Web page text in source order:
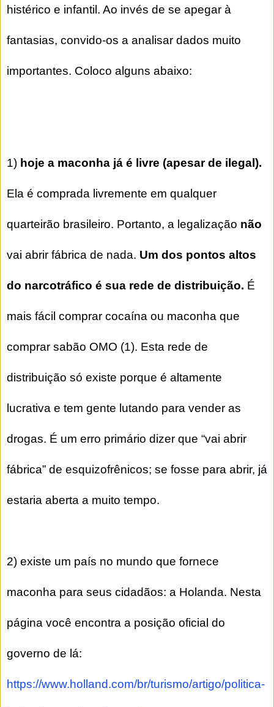
histérico e infantil. Ao invés de se apegar à
fantasias, convido-os a analisar dados muito
importantes. Coloco alguns abaixo:
1) hoje a maconha já é livre (apesar de ilegal).
Ela é comprada livremente em qualquer
quarteirão brasileiro. Portanto, a legalização não
vai abrir fábrica de nada. Um dos pontos altos
do narcotráfico é sua rede de distribuição. É
mais fácil comprar cocaína ou maconha que
comprar sabão OMO (1). Esta rede de
distribuição só existe porque é altamente
lucrativa e tem gente lutando para vender as
drogas. É um erro primário dizer que “vai abrir
fábrica” de esquizofrênicos; se fosse para abrir, já
estaria aberta a muito tempo.
2) existe um país no mundo que fornece
maconha para seus cidadãos: a Holanda. Nesta
página você encontra a posição oficial do
governo de lá:
https://www.holland.com/br/turismo/artigo/politica-